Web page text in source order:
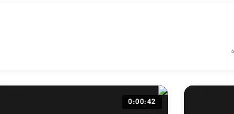
0:00:42